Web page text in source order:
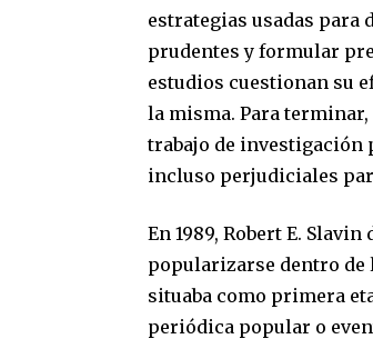
estrategias usadas para
prudentes y formular
estudios cuestionan su
la misma. Para terminar,
trabajo de investigación
incluso perjudiciales
En 1989, Robert E.
popularizarse dentro de
situaba como primera
periódica popular o